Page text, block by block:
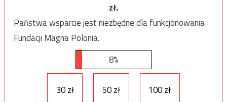
zł.
Państwa wsparcie jest niezbędne dla funkcjonowania
Fundacji Magna Polonia.
8%
30 zł 50 zł 100 zł